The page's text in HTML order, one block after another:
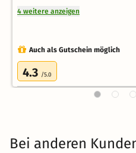
4 weitere anzeigen
Auch als Gutschein möglich
4.3 /5.0
Bei anderen